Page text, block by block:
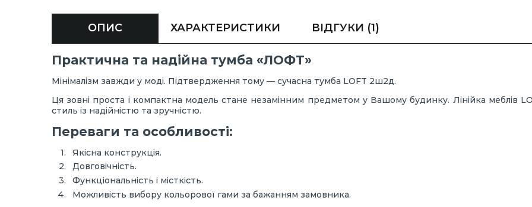
ОПИС ХАРАКТЕРИСТИКИ ВІДГУКИ (1)
Практична та надійна тумба «ЛОФТ»
Мінімалізм завжди у моді. Підтвердження тому — сучасна тумба LOFT 2ш2д.
Ця зовні проста і компактна модель стане незамінним предметом у Вашому будинку. Лінійка меблів
стиль із надійністю та зручністю.
Переваги та особливості:
Якісна конструкція.
Довговічність.
Функціональність і місткість.
Можливість вибору кольорової гами за бажанням замовника.